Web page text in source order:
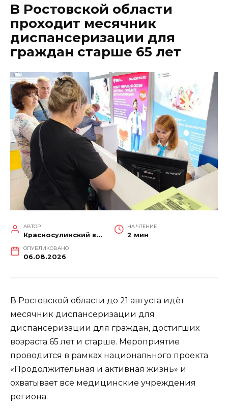
В Ростовской области
проходит месячник
диспансеризации для
граждан старше 65 лет
АВТОР
Красносулинский вестник
НА ЧТЕНИЕ
2 мин
ОПУБЛИКОВАНО
06.08.2026
В Ростовской области до 21 августа идёт
месячник диспансеризации для
диспансеризации для граждан, достигших
возраста 65 лет и старше. Мероприятие
проводится в рамках национального проекта
«Продолжительная и активная жизнь» и
охватывает все медицинские учреждения
региона.